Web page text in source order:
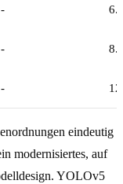
-
-
-
eindeutig
modernisiertes, auf
YOLOv5